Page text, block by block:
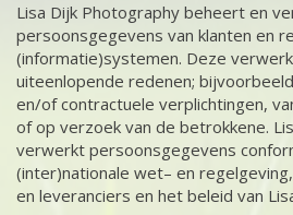
Lisa Dijk Photography beheert en
persoonsgegevens van klanten en
(informatie)systemen. Deze
uiteenlopende redenen;
en/of contractuele verplichtingen,
of op verzoek van de betrokkene.
verwerkt persoonsgegevens
(inter)nationale wet– en
en leveranciers en het beleid van